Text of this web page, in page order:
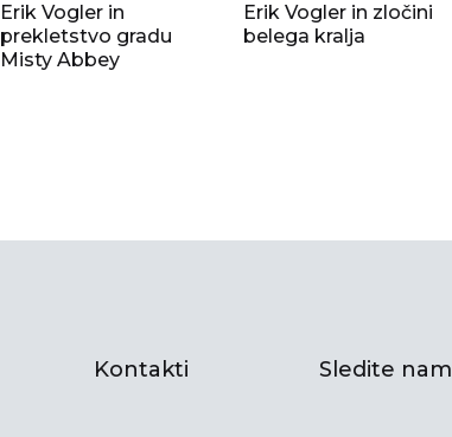
Erik Vogler in
prekletstvo gradu
Misty Abbey
Erik Vogler in zločini
belega kralja
Kontakti Sledite nam